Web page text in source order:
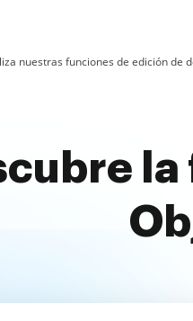
nuestras funciones de edición de